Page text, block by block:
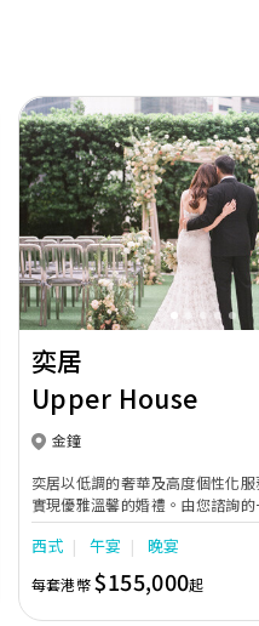
Previous
奕居
Upper House
金鐘
奕居以低調的奢華及高度個性化
實現優雅溫馨的婚禮。由您諮詢
日子，我們的專業團隊會為您攜
西式 午宴 晚宴
每套港幣$155,000起